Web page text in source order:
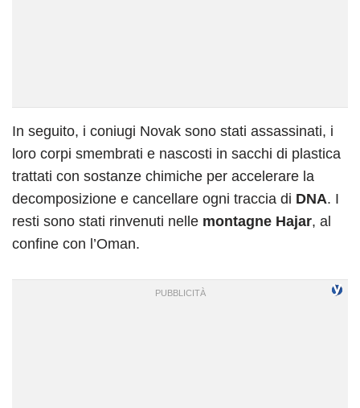
In seguito, i coniugi Novak sono stati assassinati, i
loro corpi smembrati e nascosti in sacchi di plastica
trattati con sostanze chimiche per accelerare la
decomposizione e cancellare ogni traccia di DNA. I
resti sono stati rinvenuti nelle montagne Hajar, al
confine con l’Oman.